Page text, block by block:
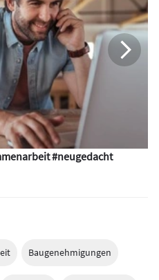
#neugedacht
Baugenehmigungen